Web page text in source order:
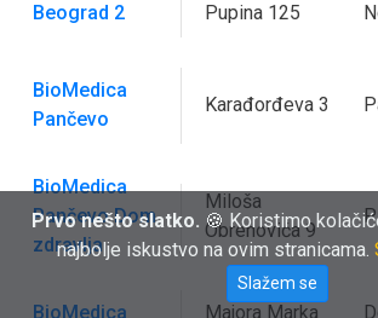
Beograd 2
Pupina 125
BioMedica
Pančevo
Karađorđeva 3
BioMedica
Pančevo Dom
zdravlja
Miloša
Obrenovića 9
BioMedica Majora Marka
Prvo nešto slatko. 🍪 Koristimo
najbolje iskustvo na ovim stranicama.
Slažem se